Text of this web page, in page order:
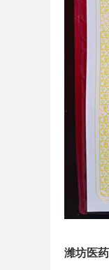
潍坊医